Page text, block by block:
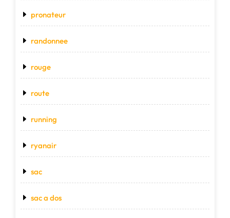
pronateur
randonnee
rouge
route
running
ryanair
sac
sac a dos